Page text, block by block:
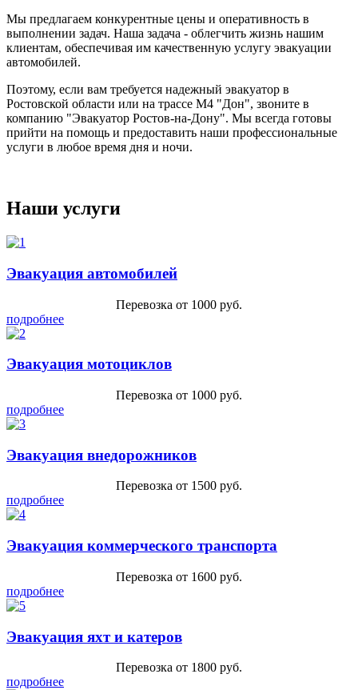
Мы предлагаем конкурентные цены и оперативность в
выполнении задач. Наша задача - облегчить жизнь нашим
клиентам, обеспечивая им качественную услугу эвакуации
автомобилей.
Поэтому, если вам требуется надежный эвакуатор в
Ростовской области или на трассе М4 "Дон", звоните в
компанию "Эвакуатор Ростов-на-Дону". Мы всегда готовы
прийти на помощь и предоставить наши профессиональные
услуги в любое время дня и ночи.
Наши услуги
Эвакуация автомобилей
Перевозка от 1000 руб.
подробнее
Эвакуация мотоциклов
Перевозка от 1000 руб.
подробнее
Эвакуация внедорожников
Перевозка от 1500 руб.
подробнее
Эвакуация коммерческого транспорта
Перевозка от 1600 руб.
подробнее
Эвакуация яхт и катеров
Перевозка от 1800 руб.
подробнее